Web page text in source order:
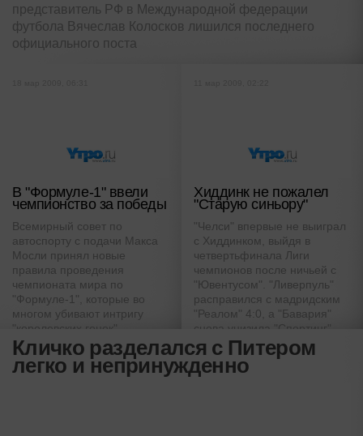
представитель РФ в Международной федерации
футбола Вячеслав Колосков лишился последнего
официального поста
В "Формуле-1" ввели
чемпионство за победы
Всемирный совет по
автоспорту с подачи Макса
Мосли принял новые
правила проведения
чемпионата мира по
"Формуле-1", которые во
многом убивают интригу
"королевских гонок"
Хиддинк не пожалел
"Старую синьору"
"Челси" впервые не выиграл
с Хиддинком, выйдя в
четвертьфинала Лиги
чемпионов после ничьей с
"Ювентусом". "Ливерпуль"
расправился с мадридским
"Реалом" 4:0, а "Бавария"
снова унизила "Спортинг",
наколотив в ворота
соперника семь мячей
Кличко разделался с Питером
легко и непринужденно